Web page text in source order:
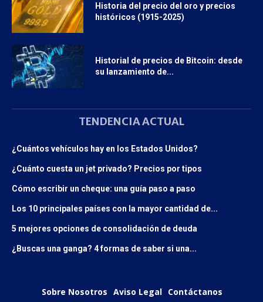
Historia del precio del oro y precios
históricos (1915-2025)
Historial de precios de Bitcoin: desde
su lanzamiento de...
TENDENCIA ACTUAL
¿Cuántos vehículos hay en los Estados Unidos?
¿Cuánto cuesta un jet privado? Precios por tipos
Cómo escribir un cheque: una guía paso a paso
Los 10 principales países con la mayor cantidad de...
5 mejores opciones de consolidación de deuda
¿Buscas una ganga? 4 formas de saber si una...
Sobre Nosotros Aviso Legal Contáctanos